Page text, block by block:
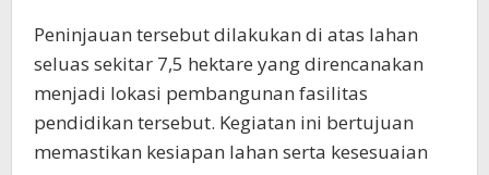
Peninjauan tersebut dilakukan di atas lahan
seluas sekitar 7,5 hektare yang direncanakan
menjadi lokasi pembangunan fasilitas
pendidikan tersebut. Kegiatan ini bertujuan
memastikan kesiapan lahan serta kesesuaian